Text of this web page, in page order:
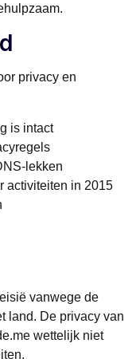
privacy en
is intact
lekken
activiteiten in 2015
vanwege de
land. De privacy van
wettelijk niet